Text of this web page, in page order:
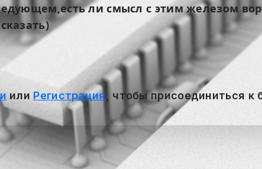
ли смысл с этим железом
или Регистрация , чтобы присоединиться к